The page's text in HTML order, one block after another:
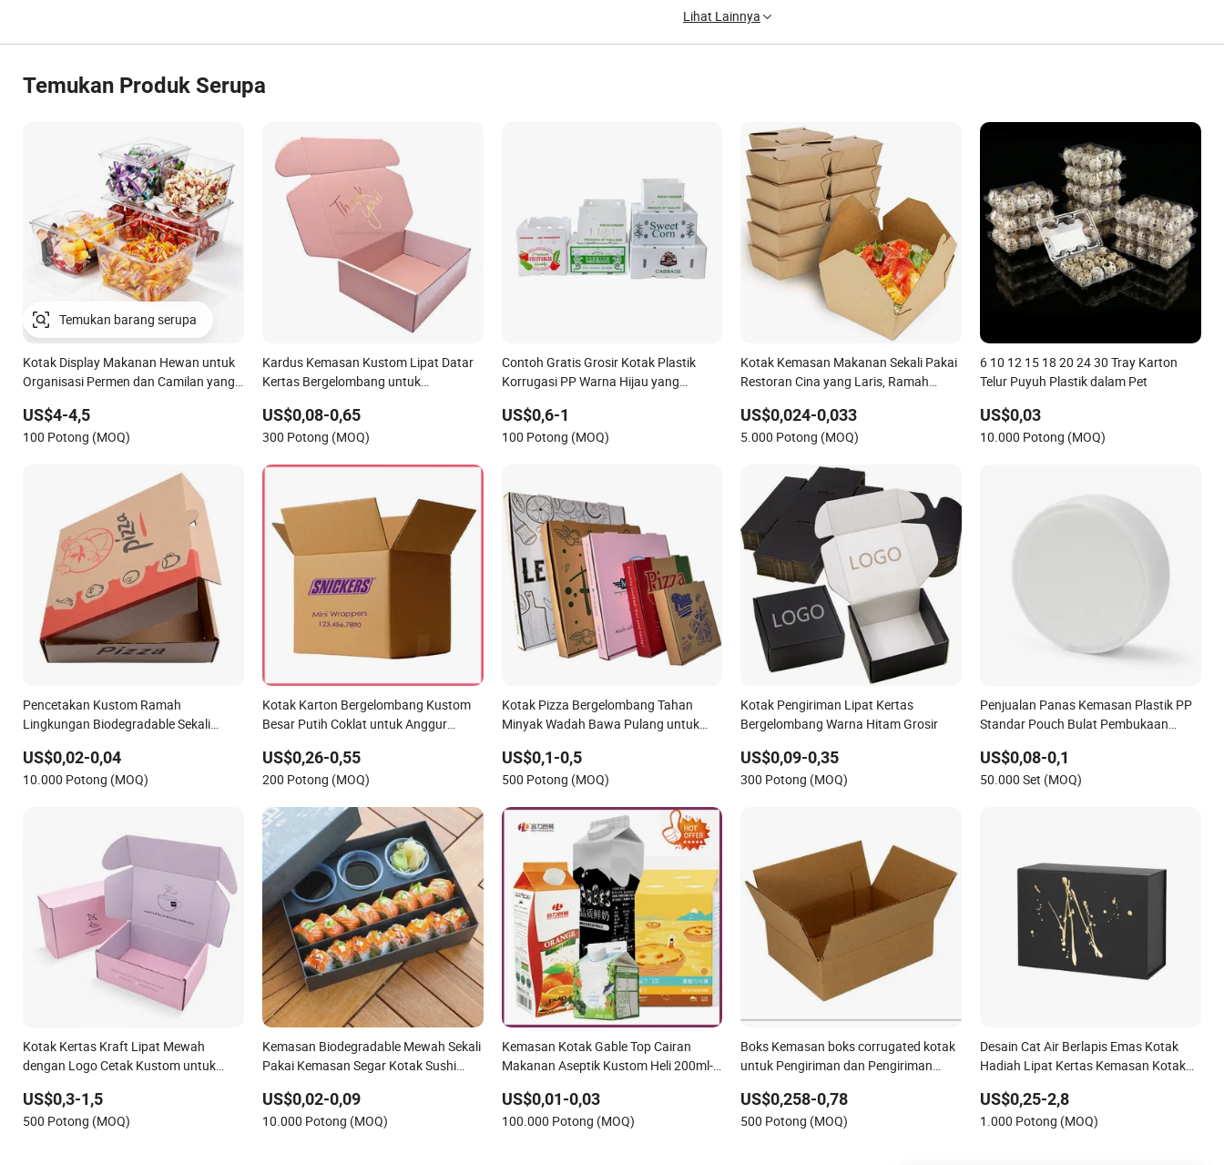
Lihat Lainnya
Temukan Produk Serupa
Temukan barang serupa
Kotak Display Makanan Hewan untuk
Organisasi Permen dan Camilan yang
US$4-4,5
100 Potong (MOQ)
Kardus Kemasan Kustom Lipat Datar
Kertas Bergelombang untuk
Karton untuk Perhiasan Parfum
Makanan Pizza Cokelat
US$0,08-0,65
300 Potong (MOQ)
Contoh Gratis Grosir Kotak Plastik
Korrugasi PP Warna Hijau yang
serta Kotak Jahe
US$0,6-1
100 Potong (MOQ)
Kotak Kemasan Makanan Sekali Pakai
Restoran Cina yang Laris, Ramah
Kemasan Makanan Siap Saji
US$0,024-0,033
5.000 Potong (MOQ)
6 10 12 15 18 20 24 30 Tray Karton
Telur Puyuh Plastik dalam Pet
US$0,03
10.000 Potong (MOQ)
Pencetakan Kustom Ramah
Lingkungan Biodegradable Sekali
Kotak Pizza Kotak Bawa Pulang
US$0,02-0,04
10.000 Potong (MOQ)
Kotak Karton Bergelombang Kustom
Besar Putih Coklat untuk Anggur
Daging Sepatu Transportasi Pindahan
Pengiriman Pengemasan Kemasan
US$0,26-0,55
200 Potong (MOQ)
Kotak Pizza Bergelombang Tahan
Minyak Wadah Bawa Pulang untuk
US$0,1-0,5
500 Potong (MOQ)
Kotak Pengiriman Lipat Kertas
Bergelombang Warna Hitam Grosir
US$0,09-0,35
300 Potong (MOQ)
Penjualan Panas Kemasan Plastik PP
Standar Pouch Bulat Pembukaan
US$0,08-0,1
50.000 Set (MOQ)
Kotak Kertas Kraft Lipat Mewah
dengan Logo Cetak Kustom untuk
Perhiasan, Pengiriman, dan Kotak
Hadiah Natal
US$0,3-1,5
500 Potong (MOQ)
Kemasan Biodegradable Mewah Sekali
Pakai Kemasan Segar Kotak Sushi
US$0,02-0,09
10.000 Potong (MOQ)
Kemasan Kotak Gable Top Cairan
Makanan Aseptik Kustom Heli 200ml-
US$0,01-0,03
100.000 Potong (MOQ)
Boks Kemasan boks corrugated kotak
untuk Pengiriman dan Pengiriman
US$0,258-0,78
500 Potong (MOQ)
Desain Cat Air Berlapis Emas Kotak
Hadiah Lipat Kertas Kemasan Kotak
US$0,25-2,8
1.000 Potong (MOQ)